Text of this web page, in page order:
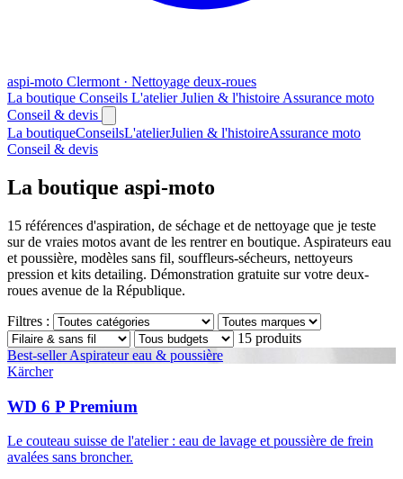
aspi-moto Clermont · Nettoyage deux-roues
La boutique Conseils L'atelierJulien & l'histoire Assurance moto
Conseil & devis
La boutiqueConseilsL'atelierJulien & l'histoireAssurance moto
Conseil & devis
La boutique aspi-moto
15 références d'aspiration, de séchage et de nettoyage que je teste
sur de vraies motos avant de les rentrer en boutique. Aspirateurs eau
et poussière, modèles sans fil, souffleurs-sécheurs, nettoyeurs
pression et kits detailing. Démonstration gratuite sur votre deux-
roues avenue de la République.
Filtres :
15 produits
Best-seller Aspirateur eau & poussière
Kärcher
WD 6 P Premium
Le couteau suisse de l'atelier : eau de lavage et poussière de frein
avalées sans broncher.